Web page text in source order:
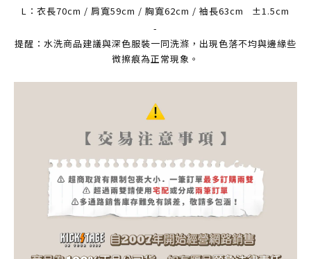
L：衣長70cm / 肩寬59cm / 胸寬62cm / 袖長63cm
±1.5cm
-
提醒：水洗商品建議與深色服裝一同洗滌，出現色落不均與邊緣些
微擦痕為正常現象。